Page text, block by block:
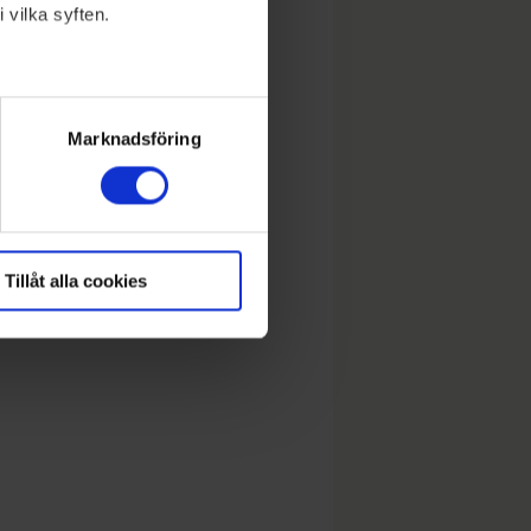
vilka syften.
meter
Marknadsföring
Tillåt alla cookies